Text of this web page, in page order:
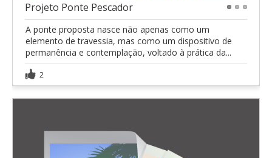
Projeto Ponte Pescador
A ponte proposta nasce não apenas como um
elemento de travessia, mas como um dispositivo de
permanência e contemplação, voltado à prática da...
2